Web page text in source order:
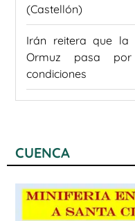
(Castellón)
Irán reitera que la
Ormuz pasa
condiciones
CUENCA